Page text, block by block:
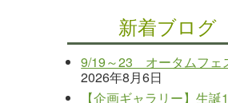
新着ブログ
9/19～23 オータムフェ
2026年8月6日
【企画ギャラリー】生誕